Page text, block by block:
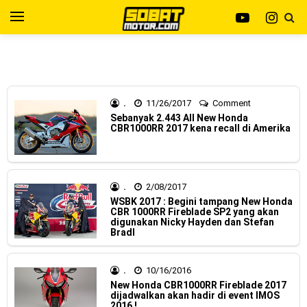
Yamaha Indonesia resmi merilis XMAX 250 model 2025
dikota Medan, kok bisa ?
Yamaha Indonesia Technician Grand Prix 2025 di
menangkan oleh Robet B Simanullang dari kota Medan !
Indonesia Technician Grand Prix Digelar, Lebih Dari 2
Dekade Komitmen Yamaha Cetak Teknisi Berkualitas Global
AHM Resmi merilis New Honda Beat 2025, warna lebih
mewah !
Warna Baru X-Ride 125 Tampil Tangguh dan Fresh Siap
. 11/26/2017 Comment
Sebanyak 2.443 All New Honda
CBR1000RR 2017 kena recall di Amerika
. 2/08/2017
WSBK 2017 : Begini tampang New Honda
CBR 1000RR Fireblade SP2 yang akan
digunakan Nicky Hayden dan Stefan
Bradl
. 10/16/2016
New Honda CBR1000RR Fireblade 2017
dijadwalkan akan hadir di event IMOS